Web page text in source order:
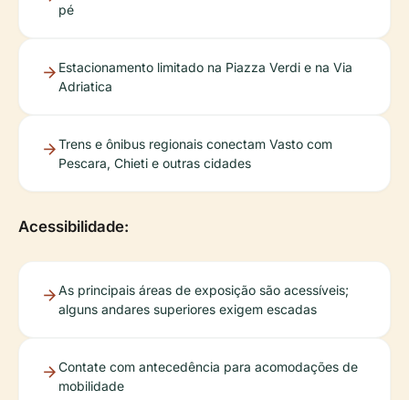
pé
Estacionamento limitado na Piazza Verdi e na Via
Adriatica
Trens e ônibus regionais conectam Vasto com
Pescara, Chieti e outras cidades
Acessibilidade:
As principais áreas de exposição são acessíveis;
alguns andares superiores exigem escadas
Contate com antecedência para acomodações de
mobilidade